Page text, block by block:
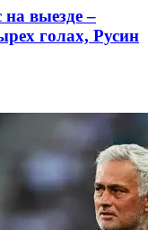
выезде –
голах, Русин